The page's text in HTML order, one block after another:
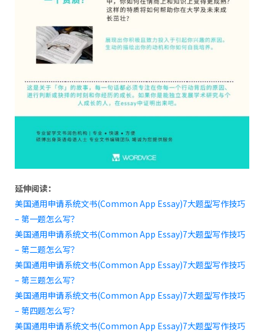
延伸阅读：
美国通用申请系统文书(Common App Essay)7大题型写作技巧
– 第一题怎么写？
美国通用申请系统文书(Common App Essay)7大题型写作技巧
– 第二题怎么写？
美国通用申请系统文书(Common App Essay)7大题型写作技巧
– 第三题怎么写？
美国通用申请系统文书(Common App Essay)7大题型写作技巧
– 第四题怎么写？
美国通用申请系统文书(Common App Essay)7大题型写作技巧